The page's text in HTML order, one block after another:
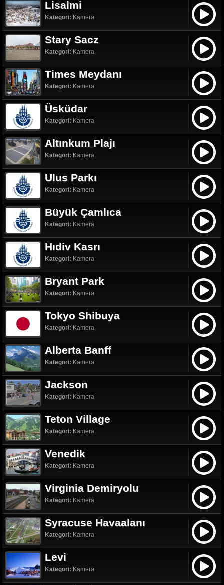
Lisalmi
Kategori: Kamera
Stary Sacz
Kategori: Kamera
Times Meydanı
Kategori: Kamera
Üsküdar
Kategori: Kamera
Altınkum Plajı
Kategori: Kamera
Ulus Parkı
Kategori: Kamera
Büyük Çamlıca
Kategori: Kamera
Hıdiv Kasrı
Kategori: Kamera
Bryant Park
Kategori: Kamera
Tokyo Shibuya
Kategori: Kamera
Alberta Banff
Kategori: Kamera
Jackson
Kategori: Kamera
Teton Village
Kategori: Kamera
Venedik
Kategori: Kamera
Virginia Demiryolu
Kategori: Kamera
Syracuse Havaalanı
Kategori: Kamera
Levi
Kategori: Kamera